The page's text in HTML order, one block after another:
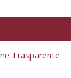
Trasparente